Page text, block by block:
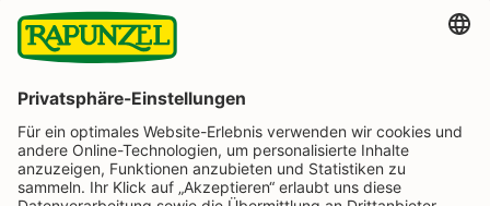
BESTELLUNG WIDERRUFEN
Rapunzel Naturkost auf Facebook
Rapunzel Naturkost auf Instagram
Rapunzel Naturkost auf YouTube
Rapunzel Naturkost auf Pinterest
Rapunzel Naturkost auf LinkedIn